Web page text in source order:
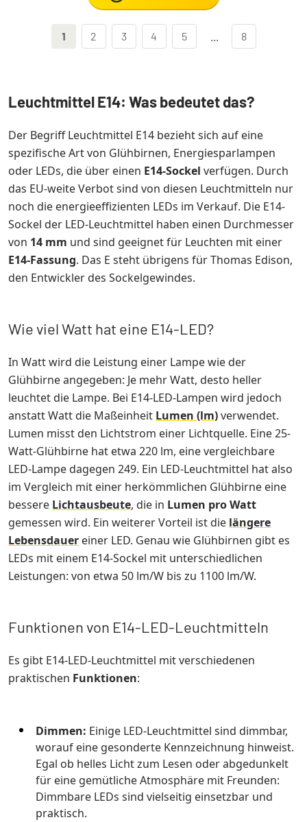
1 2 3 4 5 8
Leuchtmittel E14: Was bedeutet das?
Der Begriff Leuchtmittel E14 bezieht sich auf eine
spezifische Art von Glühbirnen, Energiesparlampen
oder LEDs, die über einen E14-Sockel verfügen. Durch
das EU-weite Verbot sind von diesen Leuchtmitteln nur
noch die energieeffizienten LEDs im Verkauf. Die E14-
Sockel der LED-Leuchtmittel haben einen Durchmesser
von 14 mm und sind geeignet für Leuchten mit einer
E14-Fassung. Das E steht übrigens für Thomas Edison,
den Entwickler des Sockelgewindes.
Wie viel Watt hat eine E14-LED?
In Watt wird die Leistung einer Lampe wie der
Glühbirne angegeben: Je mehr Watt, desto heller
leuchtet die Lampe. Bei E14-LED-Lampen wird jedoch
anstatt Watt die Maßeinheit Lumen (lm)verwendet.
Lumen misst den Lichtstrom einer Lichtquelle. Eine 25-
Watt-Glühbirne hat etwa 220 lm, eine vergleichbare
LED-Lampe dagegen 249. Ein LED-Leuchtmittel hat also
im Vergleich mit einer herkömmlichen Glühbirne eine
bessere Lichtausbeute, die in Lumen pro Watt
gemessen wird. Ein weiterer Vorteil ist die längere
Lebensdauer einer LED. Genau wie Glühbirnen gibt es
LEDs mit einem E14-Sockel mit unterschiedlichen
Leistungen: von etwa 50 lm/W bis zu 1100 lm/W.
Funktionen von E14-LED-Leuchtmitteln
Es gibt E14-LED-Leuchtmittel mit verschiedenen
praktischen Funktionen:
Dimmen: Einige LED-Leuchtmittel sind dimmbar,
worauf eine gesonderte Kennzeichnung hinweist.
Egal ob helles Licht zum Lesen oder abgedunkelt
für eine gemütliche Atmosphäre mit Freunden:
Dimmbare LEDs sind vielseitig einsetzbar und
praktisch.